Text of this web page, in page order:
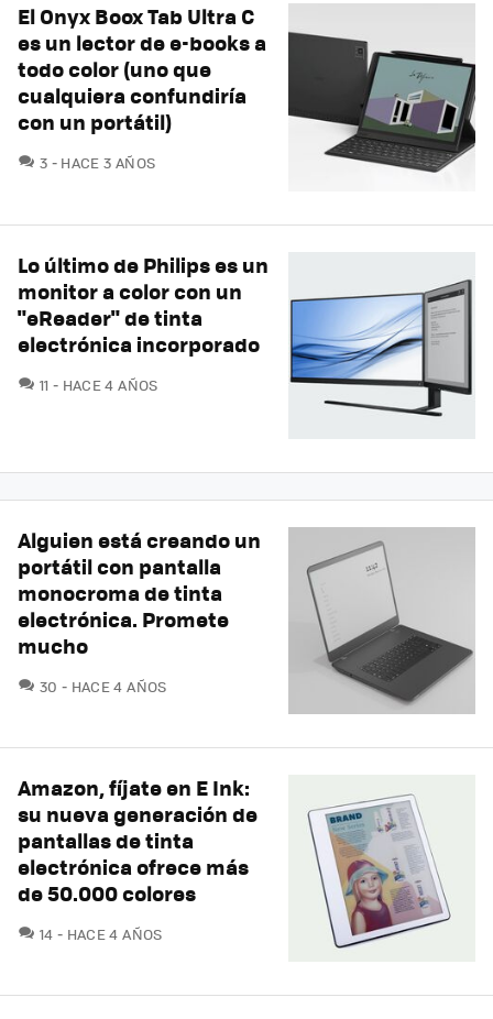
El Onyx Boox Tab Ultra C
es un lector de e-books a
todo color (uno que
cualquiera confundiría
con un portátil)
3 COMENTARIOS
HACE 3 AÑOS
Lo último de Philips es un
monitor a color con un
"eReader" de tinta
electrónica incorporado
11 COMENTARIOS
HACE 4 AÑOS
Alguien está creando un
portátil con pantalla
monocroma de tinta
electrónica. Promete
mucho
30 COMENTARIOS
HACE 4 AÑOS
Amazon, fíjate en E Ink:
su nueva generación de
pantallas de tinta
electrónica ofrece más
de 50.000 colores
14 COMENTARIOS
HACE 4 AÑOS